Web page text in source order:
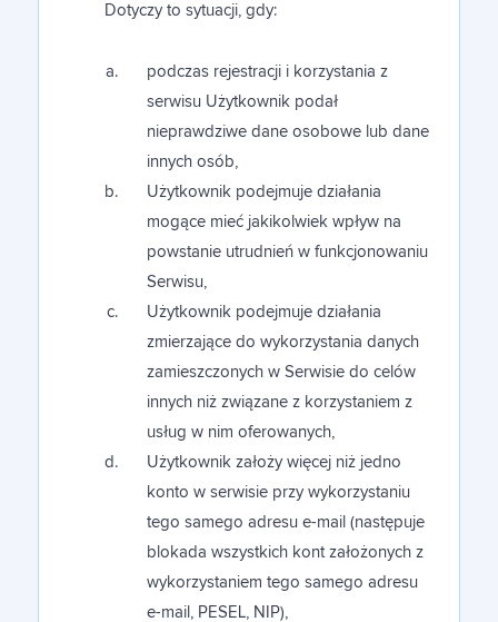
Dotyczy to sytuacji, gdy:
podczas rejestracji i korzystania z
serwisu Użytkownik podał
nieprawdziwe dane osobowe lub dane
innych osób,
Użytkownik podejmuje działania
mogące mieć jakikolwiek wpływ na
powstanie utrudnień w funkcjonowaniu
Serwisu,
Użytkownik podejmuje działania
zmierzające do wykorzystania danych
zamieszczonych w Serwisie do celów
innych niż związane z korzystaniem z
usług w nim oferowanych,
Użytkownik założy więcej niż jedno
konto w serwisie przy wykorzystaniu
tego samego adresu e-mail (następuje
blokada wszystkich kont założonych z
wykorzystaniem tego samego adresu
e-mail, PESEL, NIP),